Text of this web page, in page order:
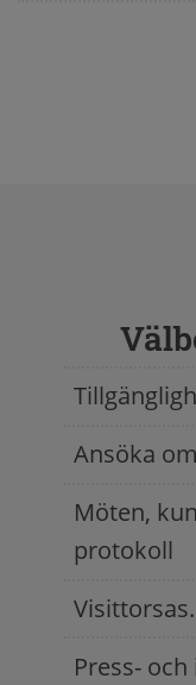
Ansöka
Möten,
protokoll
Press-